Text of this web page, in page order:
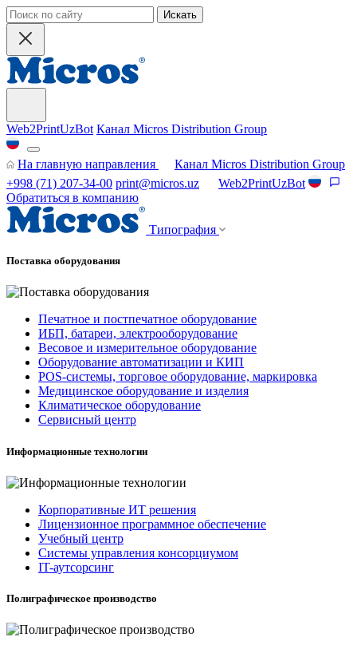
Искать
Web2PrintUzBot Канал Micros Distribution Group
На главную направления
Канал Micros Distribution Group
+998 (71) 207-34-00 print@micros.uz
Web2PrintUzBot
Обратиться в компанию
Типография
Поставка оборудования
Печатное и постпечатное оборудование
ИБП, батареи, электрооборудование
Весовое и измерительное оборудование
Оборудование автоматизации и КИП
POS-системы, торговое оборудование, маркировка
Медицинское оборудование и изделия
Климатическое оборудование
Сервисный центр
Информационные технологии
Корпоративные ИТ решения
Лицензионное программное обеспечение
Учебный центр
Системы управления консорциумом
IT-аутсорсинг
Полиграфическое производство